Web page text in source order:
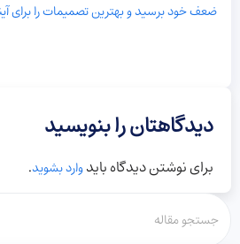
ضعف خود برسید و بهترین تصمیمات را برای
دیدگاهتان را بنویسید
برای نوشتن دیدگاه بایدوارد بشوید.